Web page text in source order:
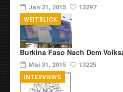
Jan 21, 2015 13297
Burkina Faso Nach Dem
Mai 31, 2015 13225
WEITBLICK
INTERVIEWS